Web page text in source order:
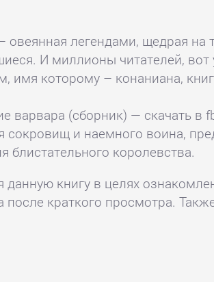
овеянная легендами, щедрая
И миллионы читателей,
имя которому – конаниана,
варвара (сборник) — скачать в
сокровищ и наемного воина,
блистательного королевства.
данную книгу в целях
после краткого просмотра.